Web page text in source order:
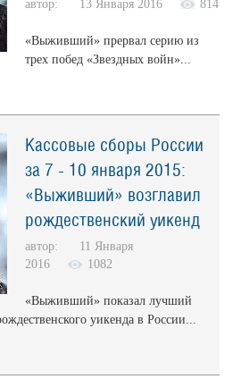
автор: 13 Января 2016 814
«Выживший» прервал серию из
трех побед «Звездных войн»...
Кассовые сборы России
за 7 - 10 января 2015:
«Выживший» возглавил
рождественский уикенд
автор: 11 Января
2016
1082
«Выживший» показал лучший
уикенда в России...